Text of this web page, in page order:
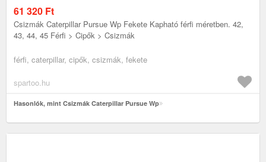
61 320 Ft
Csizmák Caterpillar Pursue Wp Fekete Kapható férfi méretben. 42,
43, 44, 45 Férfi > Cipők > Csizmák
férfi, caterpillar, cipők, csizmák, fekete
spartoo.hu
Hasonlók, mint Csizmák Caterpillar Pursue Wp